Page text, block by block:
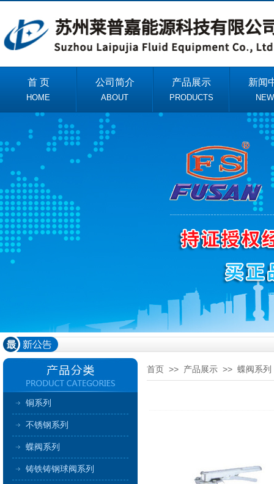
首 页
HOME
公司简介
ABOUT
产品展示
PRODUCTS
新闻
铜系列
不锈钢系列
蝶阀系列
铸铁铸钢球阀系列
首页 >> 产品展示 >> 蝶阀系列